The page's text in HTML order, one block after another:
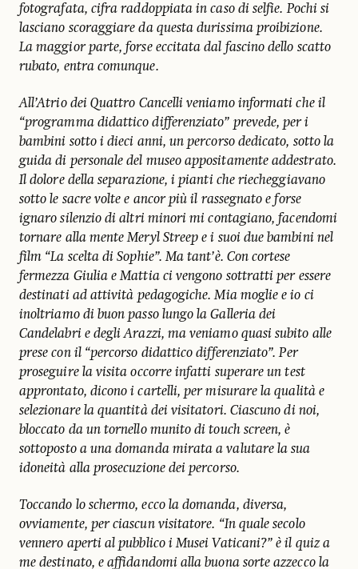
fotografata, cifra raddoppiata in caso di selfie. Pochi si
lasciano scoraggiare da questa durissima proibizione.
La maggior parte, forse eccitata dal fascino dello scatto
rubato, entra comunque.
All’Atrio dei Quattro Cancelli veniamo informati che il
“programma didattico differenziato” prevede, per i
bambini sotto i dieci anni, un percorso dedicato, sotto la
guida di personale del museo appositamente addestrato.
Il dolore della separazione, i pianti che riecheggiavano
sotto le sacre volte e ancor più il rassegnato e forse
ignaro silenzio di altri minori mi contagiano, facendomi
tornare alla mente Meryl Streep e i suoi due bambini nel
film “La scelta di Sophie”. Ma tant’è. Con cortese
fermezza Giulia e Mattia ci vengono sottratti per essere
destinati ad attività pedagogiche. Mia moglie e io ci
inoltriamo di buon passo lungo la Galleria dei
Candelabri e degli Arazzi, ma veniamo quasi subito alle
prese con il “percorso didattico differenziato”. Per
proseguire la visita occorre infatti superare un test
approntato, dicono i cartelli, per misurare la qualità e
selezionare la quantità dei visitatori. Ciascuno di noi,
bloccato da un tornello munito di touch screen, è
sottoposto a una domanda mirata a valutare la sua
idoneità alla prosecuzione dei percorso.
Toccando lo schermo, ecco la domanda, diversa,
ovviamente, per ciascun visitatore. “In quale secolo
vennero aperti al pubblico i Musei Vaticani?” è il quiz a
me destinato, e affidandomi alla buona sorte azzecco la